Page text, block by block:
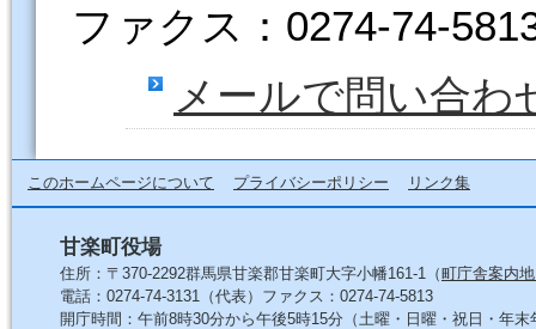
ファクス：0274-74-
メールで問い合わ
このホームページについて プライバシーポリシー リンク集
甘楽町役場
住所：〒370-2292群馬県甘楽郡甘楽町大字小幡161-1（町庁舎案内
電話：0274-74-3131（代表）ファクス：0274-74-5813
開庁時間：午前8時30分から午後5時15分（土曜・日曜・祝日・年末